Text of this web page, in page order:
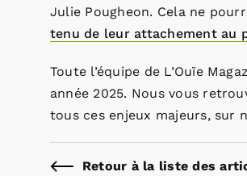
Julie Pougheon. Cela ne
tenu de leur attachement au
Toute l’équipe de L’Ouïe
année 2025. Nous vous
tous ces enjeux majeurs, sur
Retour à la liste des